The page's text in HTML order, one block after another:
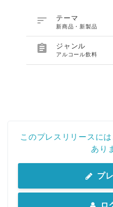
 テーマ
新商品・新製品
 ジャンル
アルコール飲料
このプレスリリースに
あり
プ
ロ